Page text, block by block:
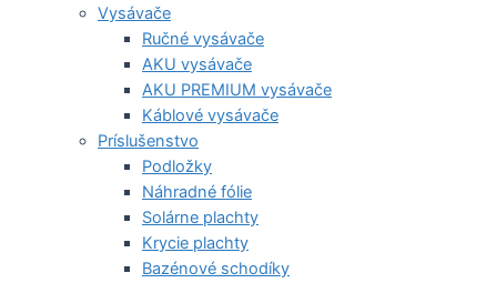
Vysávače
Ručné vysávače
AKU vysávače
AKU PREMIUM vysávače
Káblové vysávače
Príslušenstvo
Podložky
Náhradné fólie
Solárne plachty
Krycie plachty
Bazénové schodíky